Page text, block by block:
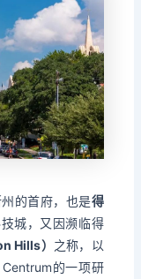
的首府，也是得
城，又因濒临得
Hills） 之称，以
的一项研